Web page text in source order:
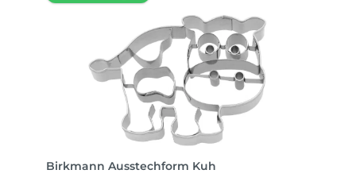
Birkmann Ausstechform Kuh